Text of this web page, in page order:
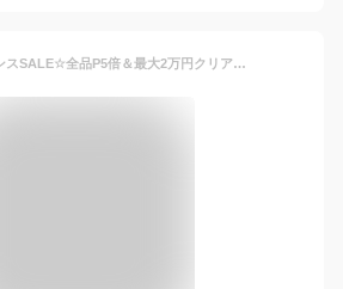
【新春クリアランスSALE☆全品P5倍＆最大2万円クリアランスクーポン18日迄】 AMI PARIS アミパリス UKR907.369 905 Ami de Coeur フック キーリング キーホルダー